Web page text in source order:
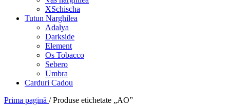
XSchischa
Tutun Narghilea
Adalya
Darkside
Element
Os Tobacco
Sebero
Umbra
Carduri Cadou
Prima pagină / Produse etichetate „AO”